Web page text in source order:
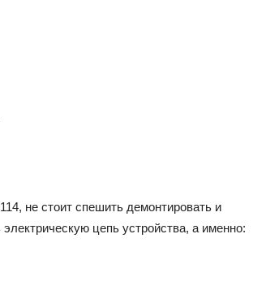
не стоит спешить демонтировать и
цепь устройства, а именно: